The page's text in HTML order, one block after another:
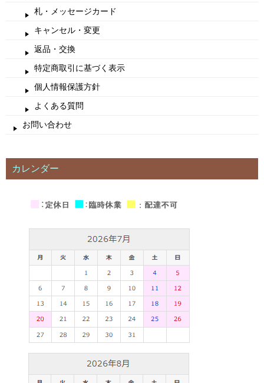
札・メッセージカード
キャンセル・変更
返品・交換
特定商取引に基づく表示
個人情報保護方針
よくある質問
お問い合わせ
カレンダー